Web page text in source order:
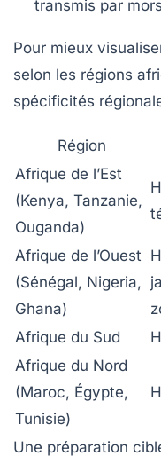
transmis par
Pour mieux
selon les régions
spécificités
Région
Afrique de l’Est
(Kenya, Tanzanie,
Ouganda)
Afrique de l’Ouest
(Sénégal, Nigeria,
Ghana)
Afrique du Sud
Afrique du Nord
(Maroc, Égypte,
Tunisie)
Une préparation